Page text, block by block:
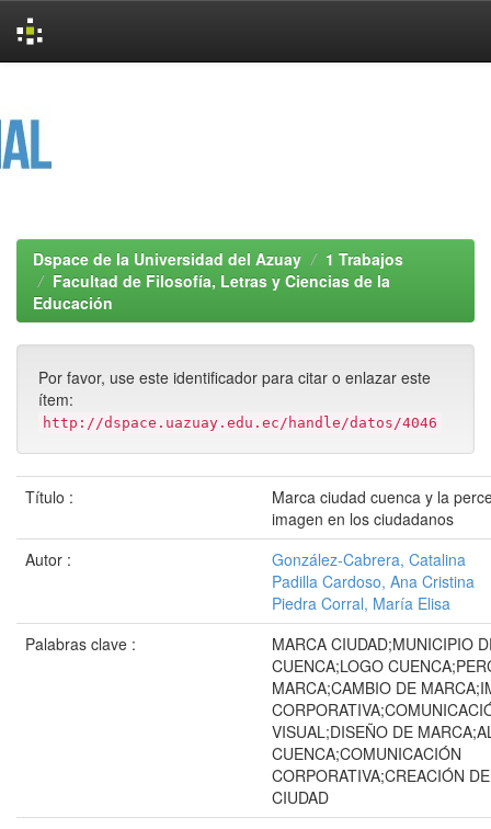
Dspace de la Universidad del Azuay
1 Trabajos
Facultad de Filosofía, Letras y Ciencias de la
Educación
Por favor, use este identificador para citar o enlazar este
ítem:
http://dspace.uazuay.edu.ec/handle/datos/4046
Título :
Marca ciudad cuenca y la
imagen en los ciudadanos
Autor :
González-Cabrera, Catalina
Padilla Cardoso, Ana Cristina
Piedra Corral, María Elisa
Palabras clave :
MARCA CIUDAD;MUNICIPIO
CUENCA;LOGO
MARCA;CAMBIO DE
VISUAL;DISEÑO DE
CUENCA;COMUNICACIÓN
CORPORATIVA;CREACIÓN
CIUDAD